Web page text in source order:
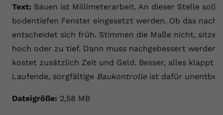
Text: Bauen ist Millimeterarbeit. An dieser Stelle
bodentiefen Fenster eingesetzt werden. Ob das
entscheidet sich früh. Stimmen die Maße nicht,
hoch oder zu tief. Dann muss nachgebessert
kostet zusätzlich Zeit und Geld. Besser, alles klappt
Laufende, sorgfältige Baukontrolleist dafür
Dateigröße: 2,58 MB